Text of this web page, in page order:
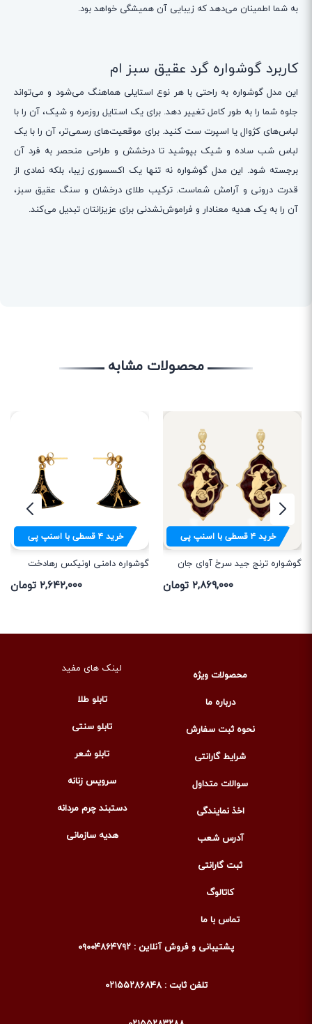
به شما اطمینان می‌دهد که زیبایی آن همیشگی خواهد بود.
کاربرد گوشواره گرد عقیق سبز ام
این مدل گوشواره به راحتی با هر نوع استایلی هماهنگ می‌شود و می‌تواند
جلوه شما را به طور کامل تغییر دهد. برای یک استایل روزمره و شیک، آن را با
لباس‌های کژوال یا اسپرت ست کنید. برای موقعیت‌های رسمی‌تر، آن را با یک
لباس شب ساده و شیک بپوشید تا درخشش و طراحی منحصر به فرد آن
برجسته شود. این مدل گوشواره نه تنها یک اکسسوری زیبا، بلکه نمادی از
قدرت درونی و آرامش شماست. ترکیب طلای درخشان و سنگ عقیق سبز،
آن را به یک هدیه معنادار و فراموش‌نشدنی برای عزیزانتان تبدیل می‌کند.
محصولات مشابه
خرید۴قسطی با اسنپ پی
گوشواره ترنج جید سرخ آوای جان
۲,۸۶۹,۰۰۰ تومان
خرید۴قسطی با اسنپ پی
گوشواره دامنی اونیکس رهادخت
۲,۶۴۲,۰۰۰ تومان
محصولات ویژه
درباره ما
نحوه ثبت سفارش
شرایط گارانتی
سوالات متداول
اخذ نمایندگی
آدرس شعب
ثبت گارانتی
کاتالوگ
تماس با ما
لینک های مفید
تابلو طلا
تابلو سنتی
تابلو شعر
سرویس زنانه
دستبند چرم مردانه
هدیه سازمانی
پشتیبانی و فروش آنلاین : ۰۹۰۰۴۸۶۴۷۹۲
تلفن ثابت : ۰۲۱۵۵۲۸۶۸۴۸